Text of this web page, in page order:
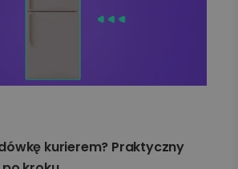
kurierem? Praktyczny